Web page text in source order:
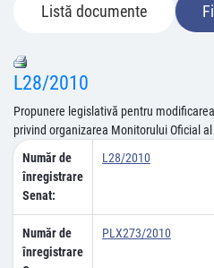
Listă documente
L28/2010
Propunere legislativă pentru
privind organizarea Monitorului Oficial
Număr de
înregistrare
Senat:
L28/2010
Număr de
înregistrare
PLX273/2010